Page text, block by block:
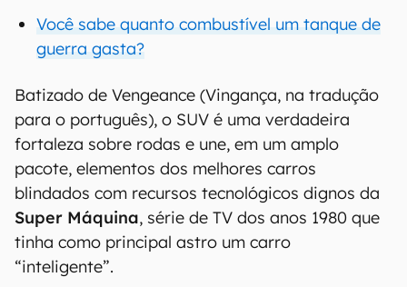
Você sabe quanto combustível um tanque de
guerra gasta?
Batizado de Vengeance (Vingança, na tradução
para o português), o SUV é uma verdadeira
fortaleza sobre rodas e une, em um amplo
pacote, elementos dos melhores carros
blindados com recursos tecnológicos dignos da
Super Máquina, série de TV dos anos 1980 que
tinha como principal astro um carro
“inteligente”.